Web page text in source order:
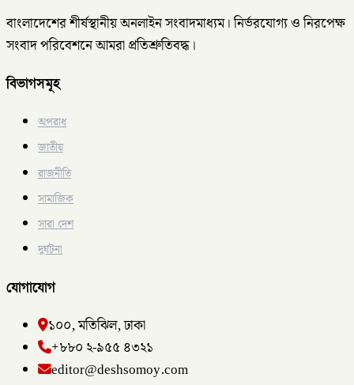
বাংলাদেশের শীর্ষস্থানীয় অনলাইন সংবাদমাধ্যম। নির্ভরযোগ্য ও নিরপেক্ষ
সংবাদ পরিবেশনে আমরা প্রতিশ্রুতিবদ্ধ।
বিভাগসমূহ
অপরাধ
জাতীয়
রাজনীতি
সামাজিক
সারা দেশ
দুর্ঘটনা
যোগাযোগ
১০০, মতিঝিল, ঢাকা
+৮৮০ ২-৯৫৫ ৪৩২১
editor@deshsomoy.com